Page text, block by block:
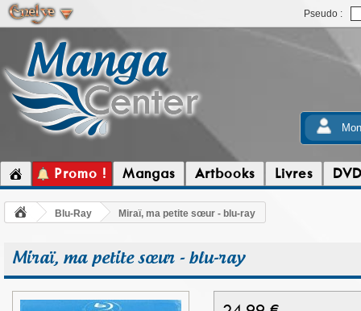
Pseudo :
Promo ! Mangas Artbooks Livres DVD
Blu-Ray Miraï, ma petite sœur - blu-ray
Miraï, ma petite sœur - blu-ray